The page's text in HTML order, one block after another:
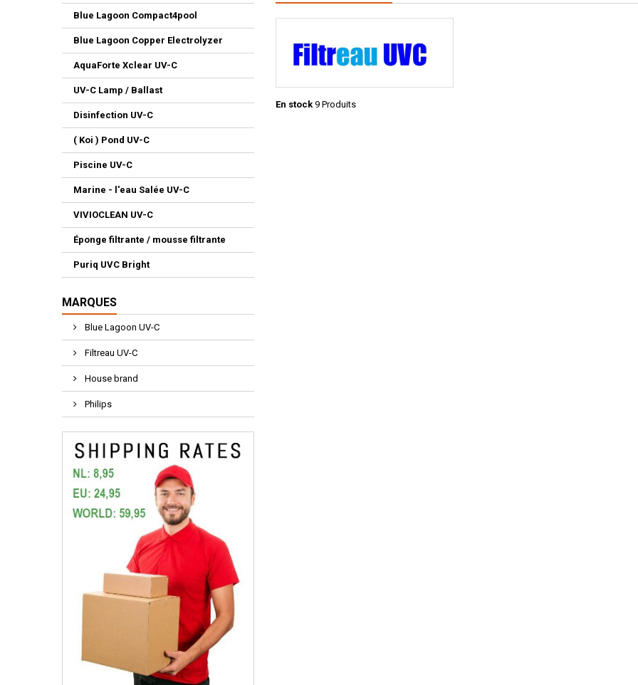
Blue Lagoon Compact4pool
Blue Lagoon Copper Electrolyzer
AquaForte Xclear UV-C
UV-C Lamp / Ballast
Disinfection UV-C
( Koi ) Pond UV-C
Piscine UV-C
Marine - l'eau Salée UV-C
VIVIOCLEAN UV-C
Éponge filtrante / mousse filtrante
Puriq UVC Bright
MARQUES
Blue Lagoon UV-C
Filtreau UV-C
House brand
Philips
En stock 9 Produits